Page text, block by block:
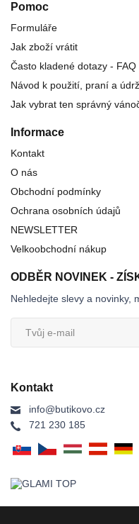
Pomoc
Formuláře
Jak zboží vrátit
Často kladené dotazy - FAQ
Návod k použití, praní a
Jak vybrat ten správný
Informace
Kontakt
O nás
Obchodní podmínky
Ochrana osobních údajů
NEWSLETTER
Velkoobchodní nákup
ODBĚR NOVINEK -
Nehledejte slevy a novinky,
Kontakt
info@butikovo.cz
721 230 185